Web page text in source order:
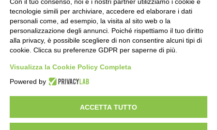
Amministrazione trasparente
Pagina visualizzata
3716 volte
Sezione Copyright
Copyright 2026 | Engineered and powered by Gruppo Spaggiari
Parma S.p.A. | Divisione Publishing & New Social Media
tecnologie simili per archiviare, accedere ed elaborare i dati
personali come, ad esempio, la visita al sito web o la
personalizzazione degli annunci. Poiché rispettiamo il tuo diritto
alla privacy, è possibile scegliere di non consentire alcuni tipi di
cookie. Clicca su preferenze GDPR per saperne di più.
Visualizza la Cookie Policy Completa
Powered by
ACCETTA TUTTO